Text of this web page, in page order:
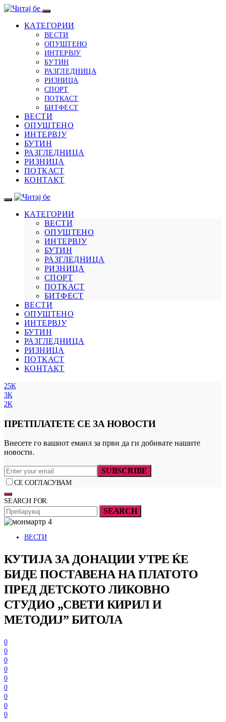
КАТЕГОРИИ
ВЕСТИ
ОПУШТЕНО
ИНТЕРВЈУ
БУТИН
РАЗГЛЕДНИЦА
РИЗНИЦА
СПОРТ
ПОТКАСТ
БИТФЕСТ
ВЕСТИ
ОПУШТЕНО
ИНТЕРВЈУ
БУТИН
РАЗГЛЕДНИЦА
РИЗНИЦА
ПОТКАСТ
КОНТАКТ
КАТЕГОРИИ
ВЕСТИ
ОПУШТЕНО
ИНТЕРВЈУ
БУТИН
РАЗГЛЕДНИЦА
РИЗНИЦА
СПОРТ
ПОТКАСТ
БИТФЕСТ
ВЕСТИ
ОПУШТЕНО
ИНТЕРВЈУ
БУТИН
РАЗГЛЕДНИЦА
РИЗНИЦА
ПОТКАСТ
КОНТАКТ
25K
3K
2K
ПРЕТПЛАТЕТЕ СЕ ЗА НОВОСТИ
Внесете го вашиот емаил за први да ги добивате нашите
новости.
SUBSCRIBE
СЕ СОГЛАСУВАМ
SEARCH FOR:
SEARCH
ВЕСТИ
КУТИЈА ЗА ДОНАЦИИ УТРЕ ЌЕ
БИДЕ ПОСТАВЕНА НА ПЛАТОТО
ПРЕД ДЕТСКОТО ЛИКОВНО
СТУДИО „СВЕТИ КИРИЛ И
МЕТОДИЈ” БИТОЛА
0
0
0
0
0
0
0
0
0